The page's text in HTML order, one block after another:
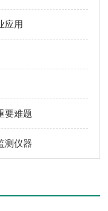
应用
要难题
测仪器